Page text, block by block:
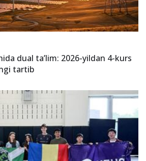
dual ta’lim: 2026-yildan 4-kurs
tartib